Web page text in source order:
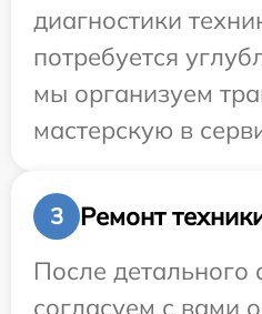
диагностики
потребуется
мы организуем
мастерскую в
3
Ремонт
После
согласуем с вами